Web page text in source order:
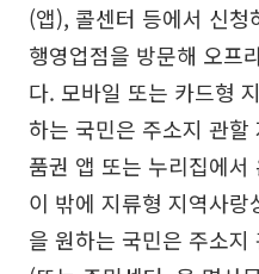
(앱), 콜센터 등에서 신
행영업점을 방문해 오프
다. 모바일 또는 카드형
하는 국민은 주소지 관
품권 앱 또는 누리집에
이 밖에 지류형 지역사
을 원하는 국민은 주소지